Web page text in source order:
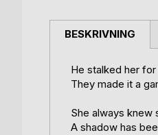
BESKRIVNING
He stalked her for
They made it a
She always knew
A shadow has